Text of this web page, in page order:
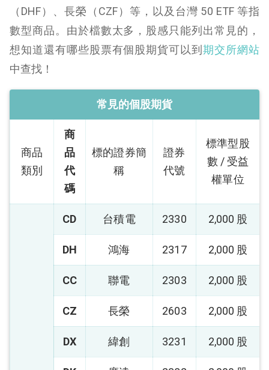
（DHF）、長榮（CZF）等，以及台灣 50 ETF 等指
數型商品。由於檔數太多，股感只能列出常見的，
想知道還有哪些股票有個股期貨可以到期交所網站
中查找！
常見的個股期貨
商品
類別
商
品
代
碼
標的證券簡
稱
證券
代號
標準型股
數 / 受益
權單位
CD 台積電 2330 2,000 股
DH 鴻海 2317 2,000 股
CC 聯電 2303 2,000 股
CZ 長榮 2603 2,000 股
DX 緯創 3231 2,000 股